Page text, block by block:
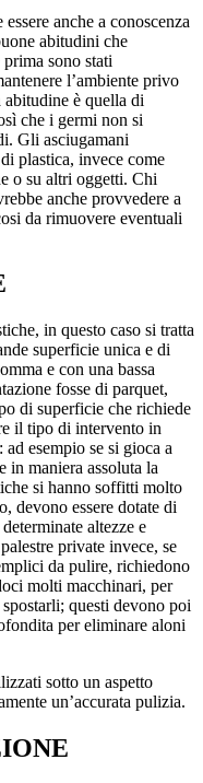
anche a conoscenza
abitudini che
sono stati
l’ambiente privo
è quella di
che i germi non si
Gli asciugamani
plastica, invece come
o su altri oggetti. Chi
anche provvedere a
da rimuovere eventuali
in questo caso si tratta
superficie unica e di
e con una bassa
fosse di parquet,
di superficie che richiede
il tipo di intervento in
esempio se si gioca a
in maniera assoluta la
si hanno soffitti molto
devono essere dotate di
altezze e
private invece, se
da pulire, richiedono
molti macchinari, per
questi devono poi
per eliminare aloni
sotto un aspetto
un’accurata pulizia.